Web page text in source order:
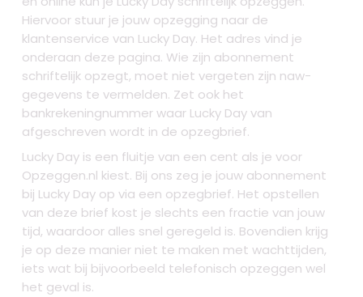
Hiervoor stuur je jouw opzegging naar de
klantenservice van Lucky Day. Het adres vind je
onderaan deze pagina. Wie zijn abonnement
schriftelijk opzegt, moet niet vergeten zijn naw-
gegevens te vermelden. Zet ook het
bankrekeningnummer waar Lucky Day van
afgeschreven wordt in de opzegbrief.
Lucky Day is een fluitje van een cent als je voor
Opzeggen.nl kiest. Bij ons zeg je jouw abonnement
bij Lucky Day op via een opzegbrief. Het opstellen
van deze brief kost je slechts een fractie van jouw
tijd, waardoor alles snel geregeld is. Bovendien krijg
je op deze manier niet te maken met wachttijden,
iets wat bij bijvoorbeeld telefonisch opzeggen wel
het geval is.